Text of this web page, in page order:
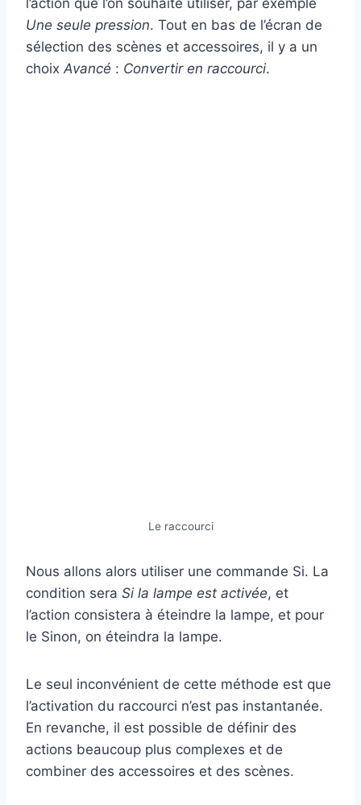
Une seule pression. Tout en bas de l’écran de
sélection des scènes et accessoires, il y a un
choix Avancé : Convertir en raccourci.
Le raccourci
Nous allons alors utiliser une commande Si. La
condition sera Si la lampe est activée, et
l’action consistera à éteindre la lampe, et pour
le Sinon, on éteindra la lampe.
Le seul inconvénient de cette méthode est que
l’activation du raccourci n’est pas instantanée.
En revanche, il est possible de définir des
actions beaucoup plus complexes et de
combiner des accessoires et des scènes.